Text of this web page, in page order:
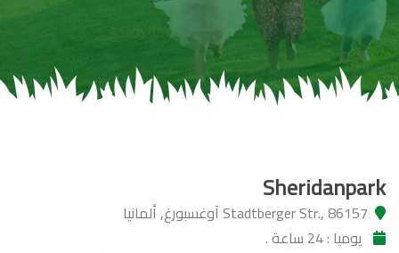
Sheridanpark
Stadtberger Str., 86157 آوغسبورغ, ألمانيا
يوميا : 24 ساعة .